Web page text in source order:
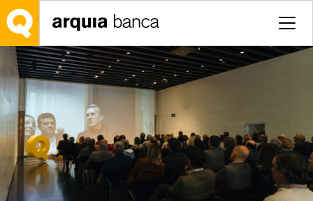
Saltar al contenido principal